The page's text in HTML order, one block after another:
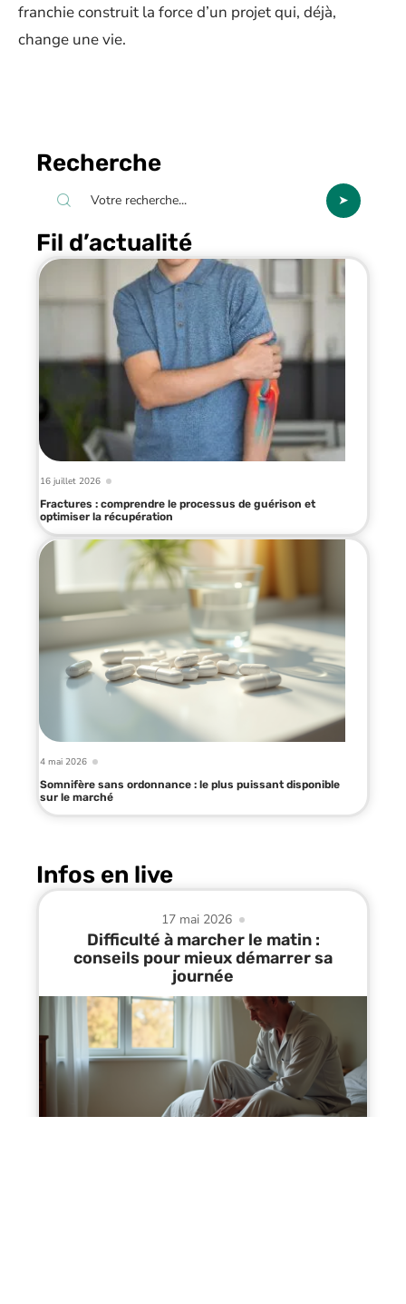
franchie construit la force d’un projet qui, déjà,
change une vie.
Recherche
Fil d’actualité
16 juillet 2026
Fractures : comprendre le processus de guérison et
optimiser la récupération
4 mai 2026
Somnifère sans ordonnance : le plus puissant disponible
sur le marché
Infos en live
17 mai 2026
Difficulté à marcher le matin :
conseils pour mieux démarrer sa
journée